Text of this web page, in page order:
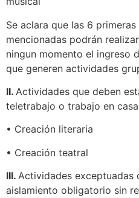
Se aclara que las 6
mencionadas podrán
ningun momento el ingreso
que generen actividades
II. Actividades que deben
teletrabajo o trabajo en
• Creación literaria
• Creación teatral
III. Actividades exceptuadas
aislamiento obligatorio sin